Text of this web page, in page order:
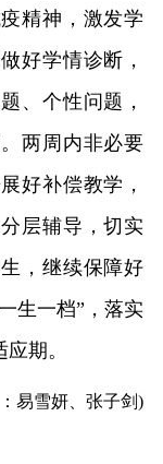
精神，激发学
好学情诊断，
、个性问题，
两周内非必要
好补偿教学，
层辅导，切实
，继续保障好
生一档”，落实
期。
易雪妍、张子剑)